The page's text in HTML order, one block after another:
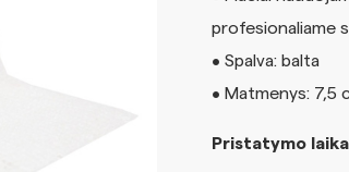
profesionaliame
• Spalva: balta
• Matmenys: 7,5
Pristatymo